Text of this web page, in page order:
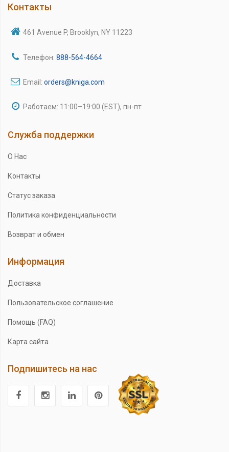
Контакты
461 Avenue P, Brooklyn, NY 11223
Телефон: 888-564-4664
Email: orders@kniga.com
Работаем: 11:00–19:00 (EST), пн-пт
Служба поддержки
О Нас
Контакты
Статус заказа
Политика конфиденциальности
Возврат и обмен
Информация
Доставка
Пользовательское соглашение
Помощь (FAQ)
Карта сайта
Подпишитесь на нас